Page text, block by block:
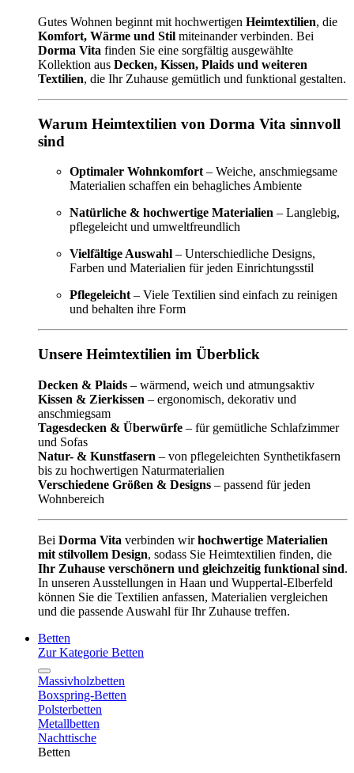
Gutes Wohnen beginnt mit hochwertigen Heimtextilien, die
Komfort, Wärme und Stil miteinander verbinden. Bei
Dorma Vita finden Sie eine sorgfältig ausgewählte
Kollektion aus Decken, Kissen, Plaids und weiteren
Textilien, die Ihr Zuhause gemütlich und funktional gestalten.
Warum Heimtextilien von Dorma Vita sinnvoll
sind
Optimaler Wohnkomfort – Weiche, anschmiegsame
Materialien schaffen ein behagliches Ambiente
Natürliche & hochwertige Materialien – Langlebig,
pflegeleicht und umweltfreundlich
Vielfältige Auswahl – Unterschiedliche Designs,
Farben und Materialien für jeden Einrichtungsstil
Pflegeleicht – Viele Textilien sind einfach zu reinigen
und behalten ihre Form
Unsere Heimtextilien im Überblick
Decken & Plaids – wärmend, weich und atmungsaktiv
Kissen & Zierkissen – ergonomisch, dekorativ und
anschmiegsam
Tagesdecken & Überwürfe – für gemütliche Schlafzimmer
und Sofas
Natur- & Kunstfasern – von pflegeleichten Synthetikfasern
bis zu hochwertigen Naturmaterialien
Verschiedene Größen & Designs – passend für jeden
Wohnbereich
Bei Dorma Vita verbinden wirhochwertige Materialien
mit stilvollem Design, sodass Sie Heimtextilien finden, die
Ihr Zuhause verschönern und gleichzeitig funktional sind.
In unseren Ausstellungen in Haan und Wuppertal-Elberfeld
können Sie die Textilien anfassen, Materialien vergleichen
und die passende Auswahl für Ihr Zuhause treffen.
Betten
Zur Kategorie Betten
Massivholzbetten
Boxspring-Betten
Polsterbetten
Metallbetten
Nachttische
Betten